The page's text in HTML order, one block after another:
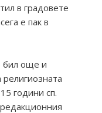
в градовете
е пак в
бил още и
години сп.
редакционния